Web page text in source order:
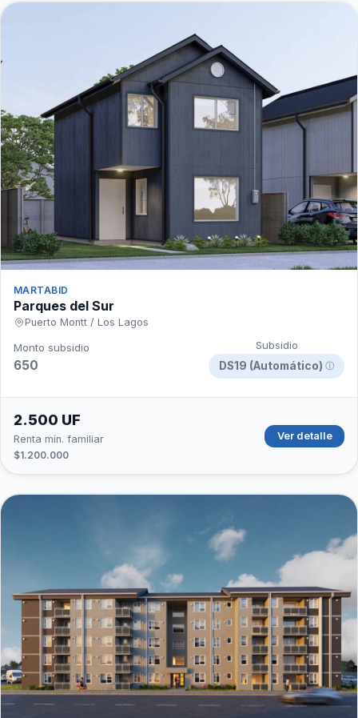
MARTABID
Parques del Sur
Puerto Montt / Los Lagos
Monto subsidio
650
Subsidio
DS19 (Automático) ⓘ
2.500 UF
Renta mín. familiar
$1.200.000
Ver detalle